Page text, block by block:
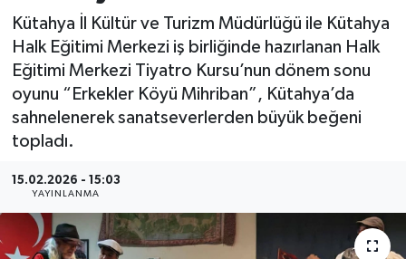
Kütahya İl Kültür ve Turizm Müdürlüğü ile Kütahya
Halk Eğitimi Merkezi iş birliğinde hazırlanan Halk
Eğitimi Merkezi Tiyatro Kursu’nun dönem sonu
oyunu “Erkekler Köyü Mihriban”, Kütahya’da
sahnelenerek sanatseverlerden büyük beğeni
topladı.
15.02.2026 - 15:03
YAYINLANMA
Eğitim
Ekonomi
Eleman
Emlak
Gündem
Haber
Tüm Manşetler
Son Dakika Haberleri
Haber Arşivi